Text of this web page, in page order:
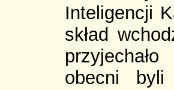
Inteligencji
skład
obecni